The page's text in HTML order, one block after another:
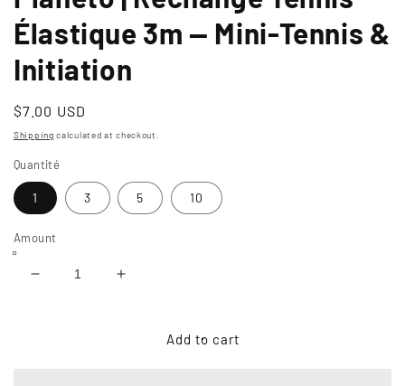
Élastique 3m — Mini-Tennis &
Initiation
Usual
price
$7.00 USD
Shipping calculated at checkout.
Quantité
1 3 5 10
Amount
Reduce
Increase
Add to cart